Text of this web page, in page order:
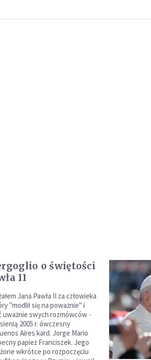
o świętości
II
Jana Pawła II za człowieka
"modlił się na poważnie" i
uważnie swych rozmówców -
2005 r. ówczesny
Aires kard. Jorge Mario
papież Franciszek. Jego
wkrótce po rozpoczęciu